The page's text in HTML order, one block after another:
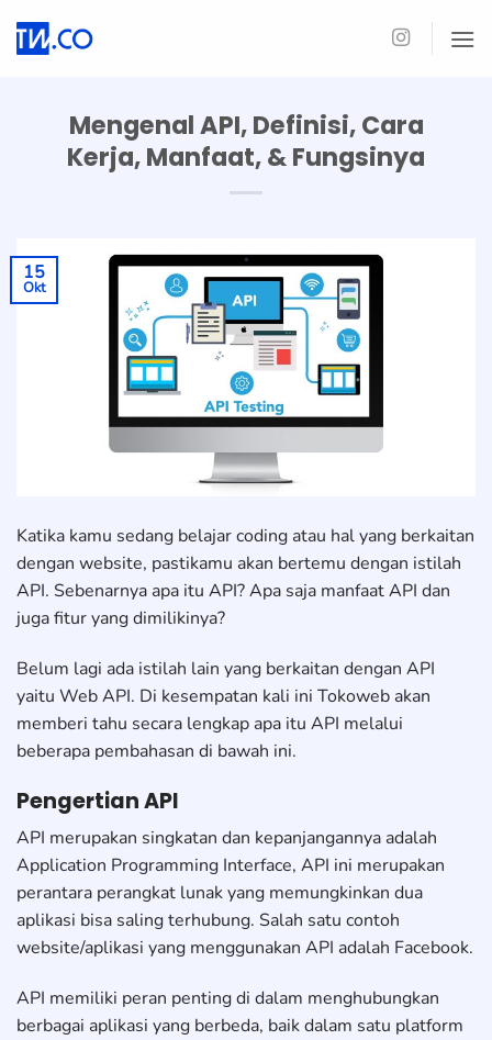
Mengenal API, Definisi, Cara
Kerja, Manfaat, & Fungsinya
15
Okt
Katika kamu sedang belajar coding atau hal yang berkaitan
dengan website, pastikamu akan bertemu dengan istilah
API. Sebenarnya apa itu API? Apa saja manfaat API dan
juga fitur yang dimilikinya?
Belum lagi ada istilah lain yang berkaitan dengan API
yaitu Web API. Di kesempatan kali ini Tokoweb akan
memberi tahu secara lengkap apa itu API melalui
beberapa pembahasan di bawah ini.
Pengertian API
API merupakan singkatan dan kepanjangannya adalah
Application Programming Interface, API ini merupakan
perantara perangkat lunak yang memungkinkan dua
aplikasi bisa saling terhubung. Salah satu contoh
website/aplikasi yang menggunakan API adalah Facebook.
API memiliki peran penting di dalam menghubungkan
berbagai aplikasi yang berbeda, baik dalam satu platform